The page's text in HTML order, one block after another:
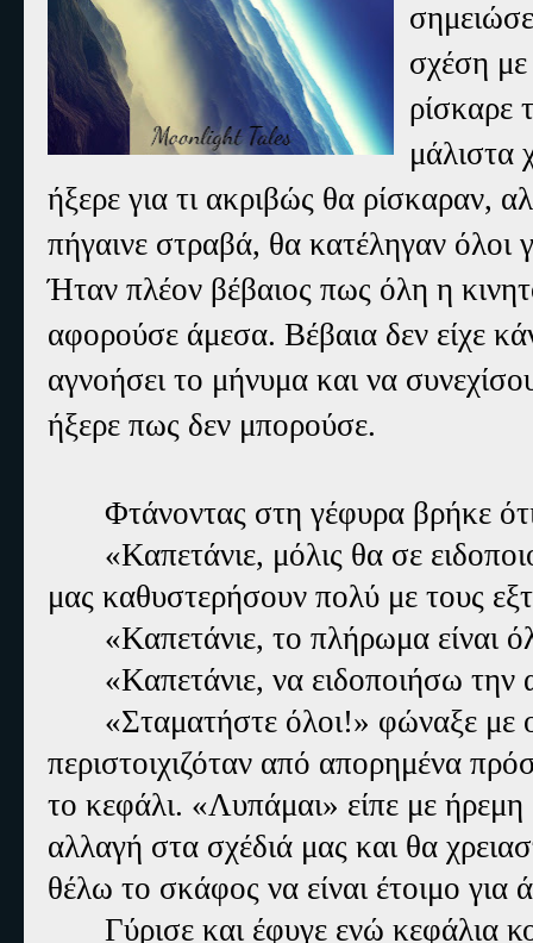
σχέση
ρίσκαρε
μάλιστα
ήξερε για τι ακριβώς θα ρίσκαραν,
πήγαινε στραβά, θα κατέληγαν όλοι
Ήταν πλέον βέβαιος πως όλη η
αφορούσε άμεσα. Βέβαια δεν είχε
αγνοήσει το μήνυμα και να
ήξερε πως δεν μπορούσε.
Φτάνοντας στη γέφυρα βρήκε
«Καπετάνιε, μόλις θα σε
μας καθυστερήσουν πολύ με τους
«Καπετάνιε, το πλήρωμα είναι
«Καπετάνιε, να ειδοποιήσω
«Σταματήστε όλοι!» φώναξε
περιστοιχιζόταν από απορημένα
το κεφάλι. «Λυπάμαι» είπε με
αλλαγή στα σχέδιά μας και θα
θέλω το σκάφος να είναι έτοιμο για
Γύρισε και έφυγε ενώ κεφάλια